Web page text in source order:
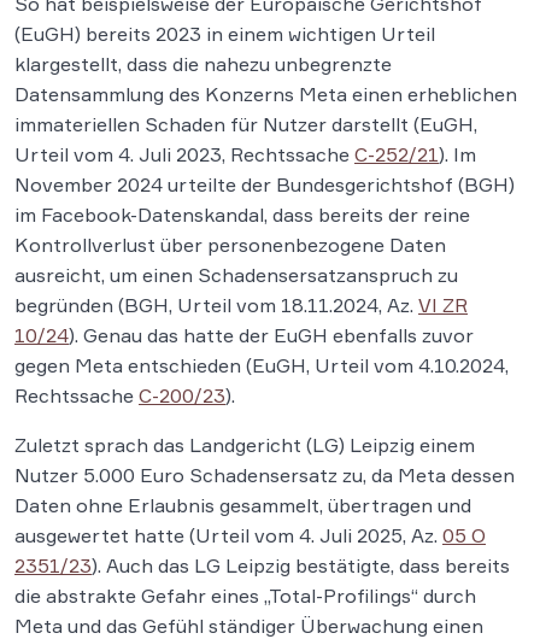
(EuGH) bereits 2023 in einem wichtigen Urteil
klargestellt, dass die nahezu unbegrenzte
Datensammlung des Konzerns Meta einen erheblichen
immateriellen Schaden für Nutzer darstellt (EuGH,
Urteil vom 4. Juli 2023, Rechtssache C-252/21). Im
November 2024 urteilte der Bundesgerichtshof (BGH)
im Facebook-Datenskandal, dass bereits der reine
Kontrollverlust über personenbezogene Daten
ausreicht, um einen Schadensersatzanspruch zu
begründen (BGH, Urteil vom 18.11.2024, Az. VI ZR
10/24). Genau das hatte der EuGH ebenfalls zuvor
gegen Meta entschieden (EuGH, Urteil vom 4.10.2024,
Rechtssache C-200/23).
Zuletzt sprach das Landgericht (LG) Leipzig einem
Nutzer 5.000 Euro Schadensersatz zu, da Meta dessen
Daten ohne Erlaubnis gesammelt, übertragen und
ausgewertet hatte (Urteil vom 4. Juli 2025, Az. 05 O
2351/23). Auch das LG Leipzig bestätigte, dass bereits
die abstrakte Gefahr eines „Total-Profilings“ durch
Meta und das Gefühl ständiger Überwachung einen